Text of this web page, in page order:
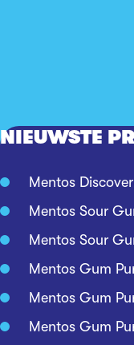
NIEUWSTE
Mentos
Mentos Sour
Mentos Sour
Mentos Gum
Mentos Gum
Mentos Gum